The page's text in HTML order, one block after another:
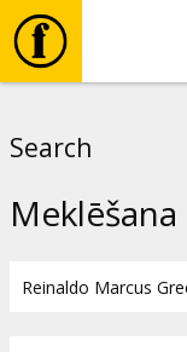
Search
Meklēšana